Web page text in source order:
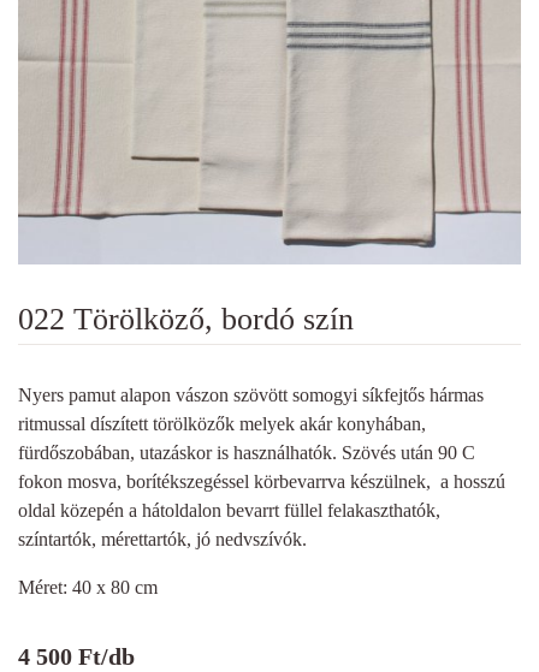
022 Törölköző, bordó szín
Nyers pamut alapon vászon szövött somogyi síkfejtős hármas
ritmussal díszített törölközők melyek akár konyhában,
fürdőszobában, utazáskor is használhatók. Szövés után 90 C
fokon mosva, borítékszegéssel körbevarrva készülnek, a hosszú
oldal közepén a hátoldalon bevarrt füllel felakaszthatók,
színtartók, mérettartók, jó nedvszívók.
Méret: 40 x 80 cm
4 500 Ft/db